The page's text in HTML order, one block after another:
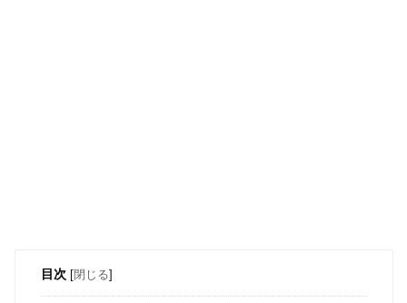
目次 [閉じる]